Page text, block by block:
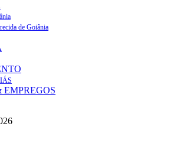
de Goiânia
EMPREGOS